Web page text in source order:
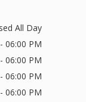
All Day
06:00 PM
06:00 PM
06:00 PM
06:00 PM